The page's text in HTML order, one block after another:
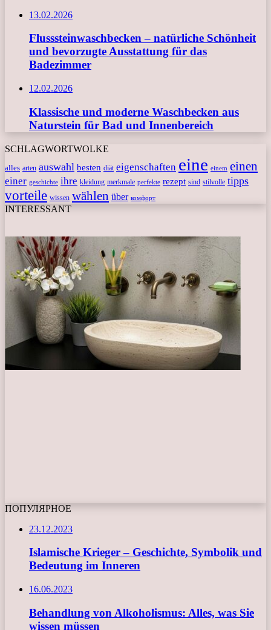
13.02.2026
Flusssteinwaschbecken – natürliche Schönheit
und bevorzugte Ausstattung für das
Badezimmer
12.02.2026
Klassische und moderne Waschbecken aus
Naturstein für Bad und Innenbereich
SCHLAGWORTWOLKE
alles arten auswahl besten diät eigenschaften eine einem einen
einer geschichte ihre kleidung merkmale perfekte rezept sind stilvolle tipps
vorteile wissen wählen über комфорт
INTERESSANT
ПОПУЛЯРНОЕ
23.12.2023
Islamische Krieger – Geschichte, Symbolik und
Bedeutung im Inneren
16.06.2023
Behandlung von Alkoholismus: Alles, was Sie
wissen müssen